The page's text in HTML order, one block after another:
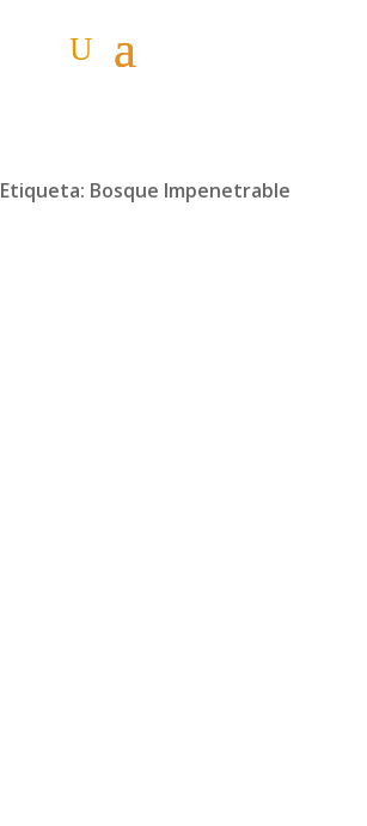
Etiqueta: Bosque Impenetrable